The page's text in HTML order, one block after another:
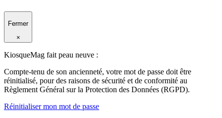
Fermer
×
KiosqueMag fait peau neuve :
Compte-tenu de son ancienneté, votre mot de passe doit être
réinitialisé, pour des raisons de sécurité et de conformité au
Règlement Général sur la Protection des Données (RGPD).
Réinitialiser mon mot de passe